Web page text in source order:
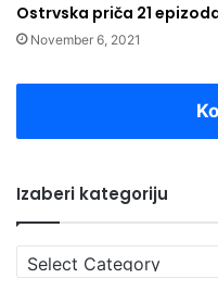
Ostrvska priča 21
November 6, 2021
Izaberi kategoriju
Izaberi
kategoriju